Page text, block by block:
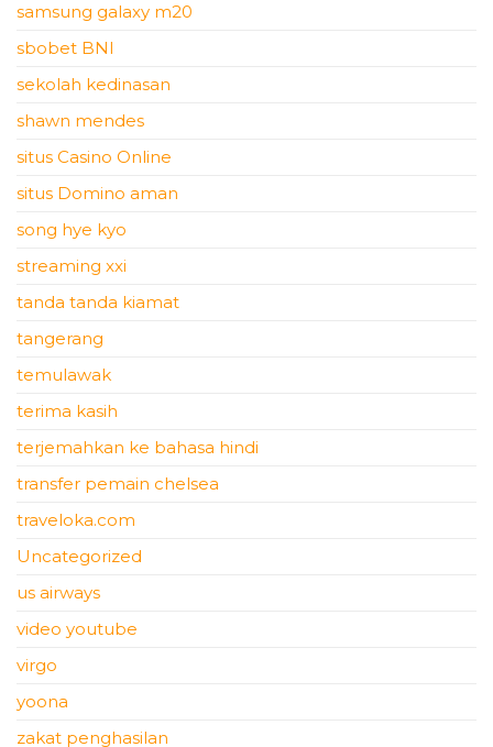
samsung galaxy m20
sbobet BNI
sekolah kedinasan
shawn mendes
situs Casino Online
situs Domino aman
song hye kyo
streaming xxi
tanda tanda kiamat
tangerang
temulawak
terima kasih
terjemahkan ke bahasa hindi
transfer pemain chelsea
traveloka.com
Uncategorized
us airways
video youtube
virgo
yoona
zakat penghasilan